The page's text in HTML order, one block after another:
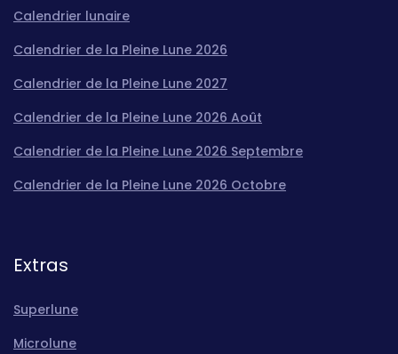
Calendrier lunaire
Calendrier de la Pleine Lune 2026
Calendrier de la Pleine Lune 2027
Calendrier de la Pleine Lune 2026 Août
Calendrier de la Pleine Lune 2026 Septembre
Calendrier de la Pleine Lune 2026 Octobre
Extras
Superlune
Microlune